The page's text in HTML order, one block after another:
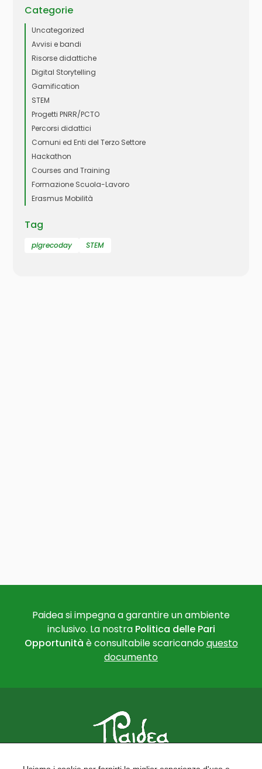
Categorie
Uncategorized
Avvisi e bandi
Risorse didattiche
Digital Storytelling
Gamification
STEM
Progetti PNRR/PCTO
Percorsi didattici
Comuni ed Enti del Terzo Settore
Hackathon
Courses and Training
Formazione Scuola-Lavoro
Erasmus Mobilità
Tag
pigrecoday STEM
Paidea si impegna a garantire un ambiente
inclusivo. La nostra Politica delle Pari
Opportunità è consultabile scaricandoquesto
documento